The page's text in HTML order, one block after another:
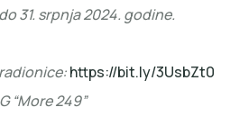
31. srpnja 2024. godine.
https://bit.ly/3UsbZt0
“More 249”